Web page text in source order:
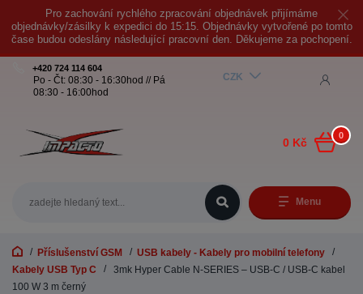
Pro zachování rychlého zpracování objednávek přijímáme
objednávky/zásilky k expedici do 15:15. Objednávky vytvořené po tomto
čase budou odeslány následující pracovní den. Děkujeme za pochopení.
Menu
CZK
+420 724 114 604
Po - Čt: 08:30 - 16:30hod // Pá
08:30 - 16:00hod
0
0 Kč
Příslušenství GSM
USB kabely - Kabely pro mobilní telefony
Kabely USB Typ C
3mk Hyper Cable N-SERIES – USB-C / USB-C kabel
100 W 3 m černý